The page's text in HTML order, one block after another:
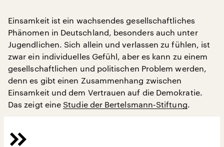
Einsamkeit ist ein wachsendes gesellschaftliches
Phänomen in Deutschland, besonders auch unter
Jugendlichen. Sich allein und verlassen zu fühlen, ist
zwar ein individuelles Gefühl, aber es kann zu einem
gesellschaftlichen und politischen Problem werden,
denn es gibt einen Zusammenhang zwischen
Einsamkeit und dem Vertrauen auf die Demokratie.
Das zeigt eine Studie der Bertelsmann-Stiftung.